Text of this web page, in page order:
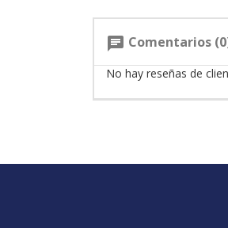
chat Comentarios
No hay reseñas de